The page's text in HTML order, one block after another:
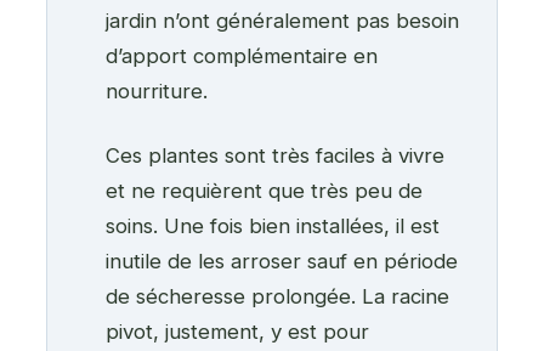
jardin n’ont généralement pas besoin
d’apport complémentaire en
nourriture.
Ces plantes sont très faciles à vivre
et ne requièrent que très peu de
soins. Une fois bien installées, il est
inutile de les arroser sauf en période
de sécheresse prolongée. La racine
pivot, justement, y est pour